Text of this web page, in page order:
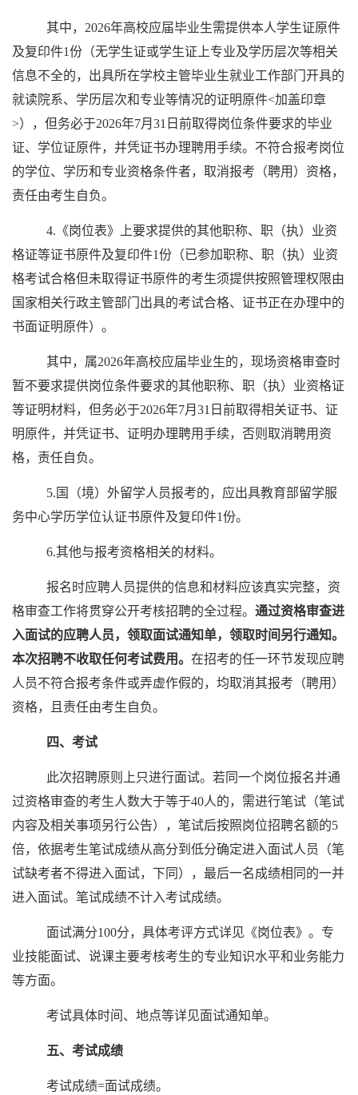
其中，2026年高校应届毕业生需提供本人学生证原件
及复印件1份（无学生证或学生证上专业及学历层次等相关
信息不全的，出具所在学校主管毕业生就业工作部门开具的
就读院系、学历层次和专业等情况的证明原件<加盖印章
>），但务必于2026年7月31日前取得岗位条件要求的毕业
证、学位证原件，并凭证书办理聘用手续。不符合报考岗位
的学位、学历和专业资格条件者，取消报考（聘用）资格，
责任由考生自负。
4.《岗位表》上要求提供的其他职称、职（执）业资
格证等证书原件及复印件1份（已参加职称、职（执）业资
格考试合格但未取得证书原件的考生须提供按照管理权限由
国家相关行政主管部门出具的考试合格、证书正在办理中的
书面证明原件）。
其中，属2026年高校应届毕业生的，现场资格审查时
暂不要求提供岗位条件要求的其他职称、职（执）业资格证
等证明材料，但务必于2026年7月31日前取得相关证书、证
明原件，并凭证书、证明办理聘用手续，否则取消聘用资
格，责任自负。
5.国（境）外留学人员报考的，应出具教育部留学服
务中心学历学位认证书原件及复印件1份。
6.其他与报考资格相关的材料。
报名时应聘人员提供的信息和材料应该真实完整，资
格审查工作将贯穿公开考核招聘的全过程。 通过资格审查进
入面试的应聘人员，领取面试通知单，领取时间另行通知。
本次招聘不收取任何考试费用。 在招考的任一环节发现应聘
人员不符合报考条件或弄虚作假的，均取消其报考（聘用）
资格，且责任由考生自负。
四、考试
此次招聘原则上只进行面试。若同一个岗位报名并通
过资格审查的考生人数大于等于40人的，需进行笔试（笔试
内容及相关事项另行公告），笔试后按照岗位招聘名额的5
倍，依据考生笔试成绩从高分到低分确定进入面试人员（笔
试缺考者不得进入面试，下同），最后一名成绩相同的一并
进入面试。笔试成绩不计入考试成绩。
面试满分100分，具体考评方式详见《岗位表》。专
业技能面试、说课主要考核考生的专业知识水平和业务能力
等方面。
考试具体时间、地点等详见面试通知单。
五、考试成绩
考试成绩=面试成绩。